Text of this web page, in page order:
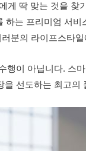
게 딱 맞는 것을
하는 프리미엄 서
분의 라이프스타
행이 아닙니다. 스
을 선도하는 최고의